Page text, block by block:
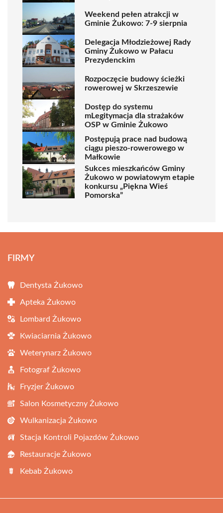
Weekend pełen atrakcji w
Gminie Żukowo: 7-9 sierpnia
Delegacja Młodzieżowej Rady
Gminy Żukowo w Pałacu
Prezydenckim
Rozpoczęcie budowy ścieżki
rowerowej w Skrzeszewie
Dostęp do systemu
mLegitymacja dla strażaków
OSP w Gminie Żukowo
Postępują prace nad budową
ciągu pieszo-rowerowego w
Małkowie
Sukces mieszkańców Gminy
Żukowo w powiatowym etapie
konkursu „Piękna Wieś
Pomorska”
FIRMY
Dentysta Żukowo
Apteka Żukowo
Lombard Żukowo
Kwiaciarnia Żukowo
Weterynarz Żukowo
Fotograf Żukowo
Fryzjer Żukowo
Salon Kosmetyczny Żukowo
Wulkanizacja Żukowo
Stacja Kontroli Pojazdów Żukowo
Restauracje Żukowo
Kebab Żukowo